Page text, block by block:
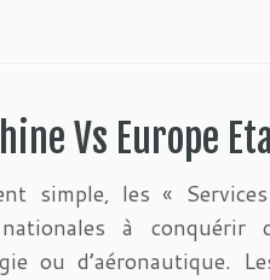
Vs Europe
simple, les «
à
ou d’aéronautique.